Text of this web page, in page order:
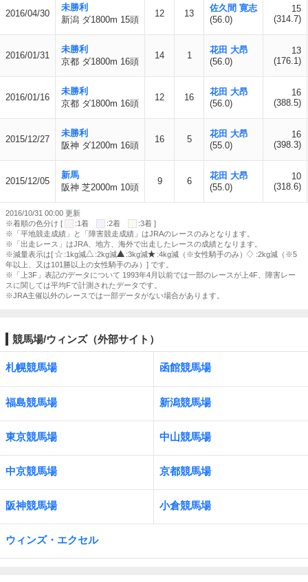
2016/04/30
未勝利
新潟 ダ1800m 15頭
12 13
佐久間 寛志
(56.0)
15
(314.7)
2016/01/31
未勝利
京都 ダ1800m 16頭
14 1
花田 大昂
(56.0)
13
(176.1)
2016/01/16
未勝利
京都 ダ1800m 16頭
12 16
花田 大昂
(56.0)
16
(388.5)
2015/12/27
未勝利
阪神 ダ1200m 16頭
16 5
花田 大昂
(55.0)
16
(398.3)
2015/12/05
新馬
阪神 芝2000m 10頭
9 6
花田 大昂
(55.0)
10
(318.6)
2016/10/31 00:00 更新
※着順の色分け [
:1着 :2着
:3着 ]
※「平地競走成績」と「障害競走成績」はJRAのレースのみとなります。
※「出走レース」はJRA、地方、海外で出走したレースの成績となります。
※減量表示は[
:1kg減 :2kg減 :3kg減 :4kg減（※女性騎手のみ）
:2kg減（※5
年以上、又は101勝以上の女性騎手のみ）] です。
※「上3F」表記のデータについて 1993年4月以前では一部のレースが上4F、障害レー
スに関しては平均Fで計測されたデータです。
※JRA主催以外のレースでは一部データがない場合があります。
競馬場/ウィンズ（外部サイト）
札幌競馬場 函館競馬場
福島競馬場 新潟競馬場
東京競馬場 中山競馬場
中京競馬場 京都競馬場
阪神競馬場 小倉競馬場
ウィンズ・エクセル